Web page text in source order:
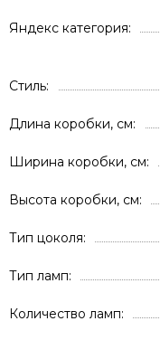
Яндекс категория
Стиль
Длина коробки, см
Ширина коробки, см
Высота коробки, см
Тип цоколя
Тип ламп
Количество ламп